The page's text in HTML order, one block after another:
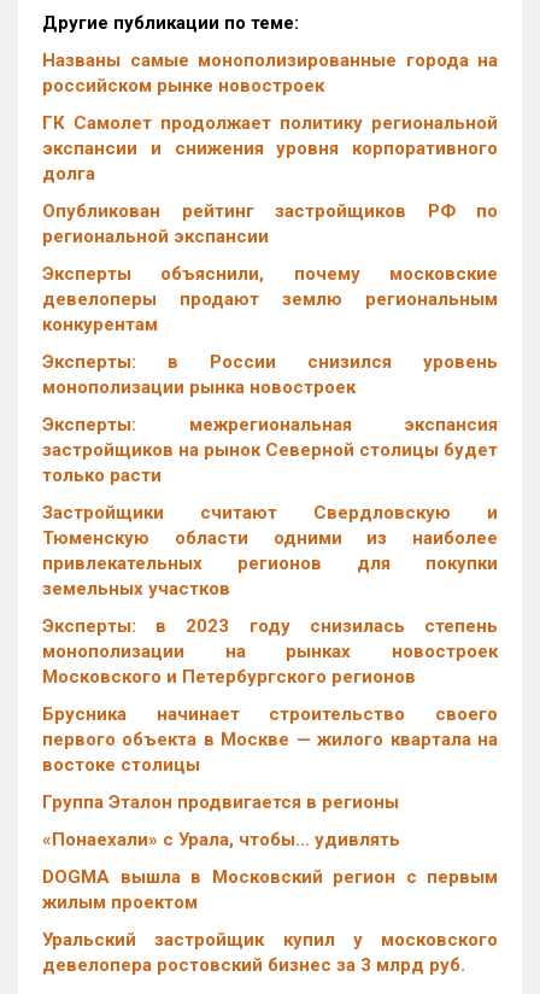
Другие публикации по теме:
Названы самые монополизированные города на
российском рынке новостроек
ГК Самолет продолжает политику региональной
экспансии и снижения уровня корпоративного
долга
Опубликован рейтинг застройщиков РФ по
региональной экспансии
Эксперты объяснили, почему московские
девелоперы продают землю региональным
конкурентам
Эксперты: в России снизился уровень
монополизации рынка новостроек
Эксперты: межрегиональная экспансия
застройщиков на рынок Северной столицы будет
только расти
Застройщики считают Свердловскую и
Тюменскую области одними из наиболее
привлекательных регионов для покупки
земельных участков
Эксперты: в 2023 году снизилась степень
монополизации на рынках новостроек
Московского и Петербургского регионов
Брусника начинает строительство своего
первого объекта в Москве — жилого квартала на
востоке столицы
Группа Эталон продвигается в регионы
«Понаехали» с Урала, чтобы… удивлять
DOGMA вышла в Московский регион с первым
жилым проектом
Уральский застройщик купил у московского
девелопера ростовский бизнес за 3 млрд руб.